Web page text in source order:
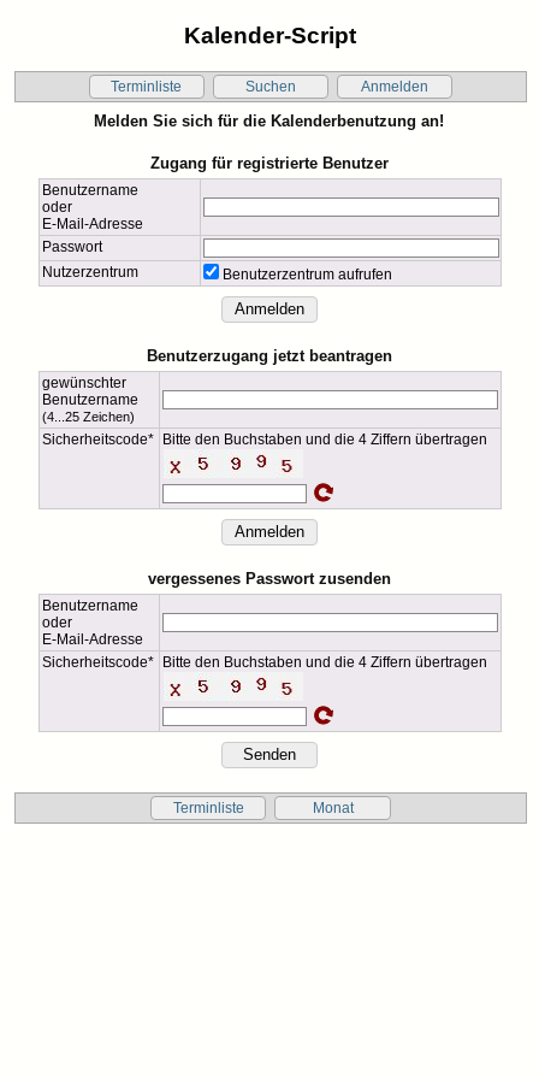
Kalender-Script
Terminliste Suchen Anmelden
Melden Sie sich für die Kalenderbenutzung an!
Zugang für registrierte Benutzer
Benutzername
oder
E-Mail-Adresse
Passwort
Nutzerzentrum
Benutzerzentrum aufrufen
Benutzerzugang jetzt beantragen
gewünschter
Benutzername
(4...25 Zeichen)
Sicherheitscode* Bitte den Buchstaben und die 4 Ziffern übertragen
vergessenes Passwort zusenden
Benutzername
oder
E-Mail-Adresse
Sicherheitscode*
Bitte den Buchstaben und die 4 Ziffern übertragen
Terminliste Monat